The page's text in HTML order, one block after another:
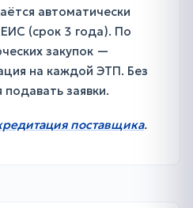
автоматически
(срок 3 года). По
закупок —
на каждой ЭТП. Без
заявки.
поставщика.